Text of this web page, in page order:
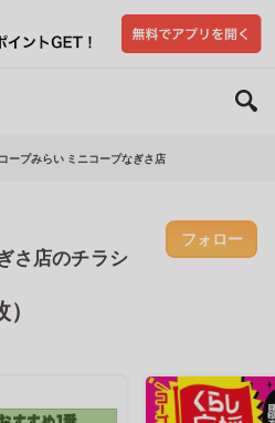
コープみらい ミニコープなぎさ店
さ店のチラシ
フォロー